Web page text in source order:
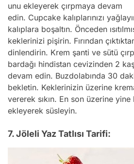
unu ekleyerek çırpmaya devam
edin. Cupcake kalıplarınızı
kalıplara boşaltın. Önceden
keklerinizi pişirin. Fırından
dinlendirin. Krem şanti ve sütü
bardağı hindistan cevizinden 2
devam edin. Buzdolabında 30
bekletin. Keklerinizin üzerine
vererek sıkın. En son üzerine
ekleyerek süsleyin.
7. Jöleli Yaz Tatlısı Tarifi: